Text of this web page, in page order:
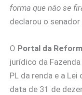
forma que não se
declarou o
O Portal da
jurídico da
PL da renda e a
data de 31 de